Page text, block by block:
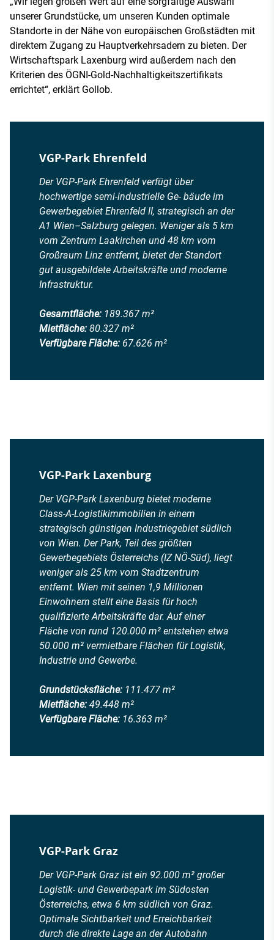
unserer Grund­stücke, um unseren Kunden optimale
Standorte in der Nähe von europäischen Großstädten mit
direktem Zugang zu Hauptverkehrsadern zu bieten. Der
Wirt­schaftspark Laxenburg wird außerdem nach den
Kriterien des ÖGNI-­Gold­-Nach­haltigkeitszertifikats
errichtet“, erklärt Gollob.
VGP-Park Ehrenfeld
Der VGP-Park Ehrenfeld verfügt über
hochwertige semi-industrielle Ge- bäude im
Gewerbegebiet Ehrenfeld II, strategisch an der
A1 Wien–Salzburg gelegen. Weniger als 5 km
vom Zentrum Laakirchen und 48 km vom
Großraum Linz entfernt, bietet der Standort
gut ausgebildete Arbeitskräfte und moderne
Infrastruktur.
Gesamtfläche: 189.367 m²
Mietfläche: 80.327 m²
Verfügbare Fläche: 67.626 m²
VGP-Park Laxenburg
Der VGP-Park Laxenburg bietet moderne
Class-A-Logistikimmobilien in einem
strategisch günstigen Industriegebiet südlich
von Wien. Der Park, Teil des größten
Gewerbegebiets Österreichs (IZ NÖ-Süd), liegt
weniger als 25 km vom Stadtzentrum
entfernt. Wien mit seinen 1,9 Millionen
Einwohnern stellt eine Basis für hoch
qualifizierte Arbeitskräfte dar. Auf einer
Fläche von rund 120.000 m² entstehen etwa
50.000 m² vermietbare Flächen für Logistik,
Industrie und Gewerbe.
Grundstücksfläche: 111.477 m²
Mietfläche: 49.448 m²
Verfügbare Fläche: 16.363 m²
VGP-Park Graz
Der VGP-Park Graz ist ein 92.000 m² großer
Logistik- und Gewerbepark im Südosten
Österreichs, etwa 6 km südlich von Graz.
Optimale Sichtbarkeit und Erreichbarkeit
durch die direkte Lage an der Autobahn